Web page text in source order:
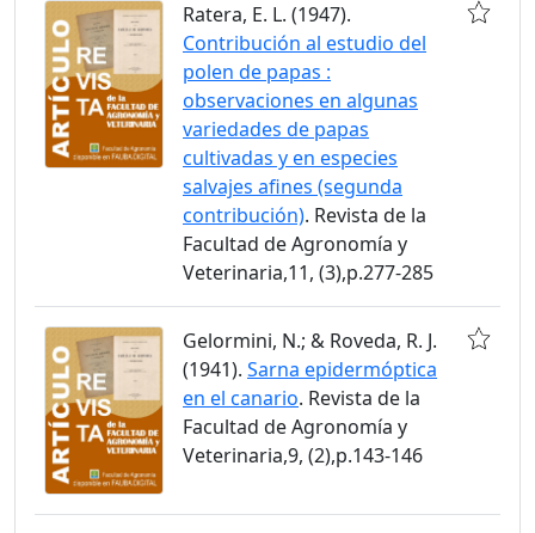
Ratera, E. L. (1947).
Contribución al estudio del
polen de papas :
observaciones en algunas
variedades de papas
cultivadas y en especies
salvajes afines (segunda
contribución). Revista de la
Facultad de Agronomía y
Veterinaria,11, (3),p.277-285
Gelormini, N.; & Roveda, R. J.
(1941). Sarna epidermóptica
en el canario. Revista de la
Facultad de Agronomía y
Veterinaria,9, (2),p.143-146